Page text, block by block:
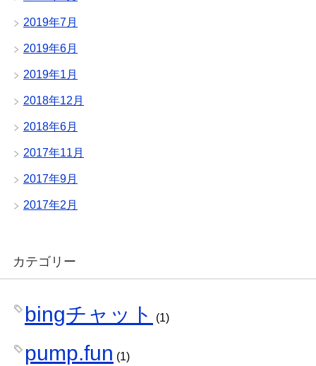
2019年7月
2019年6月
2019年1月
2018年12月
2018年6月
2017年11月
2017年9月
2017年2月
カテゴリー
bingチャット (1)
pump.fun (1)